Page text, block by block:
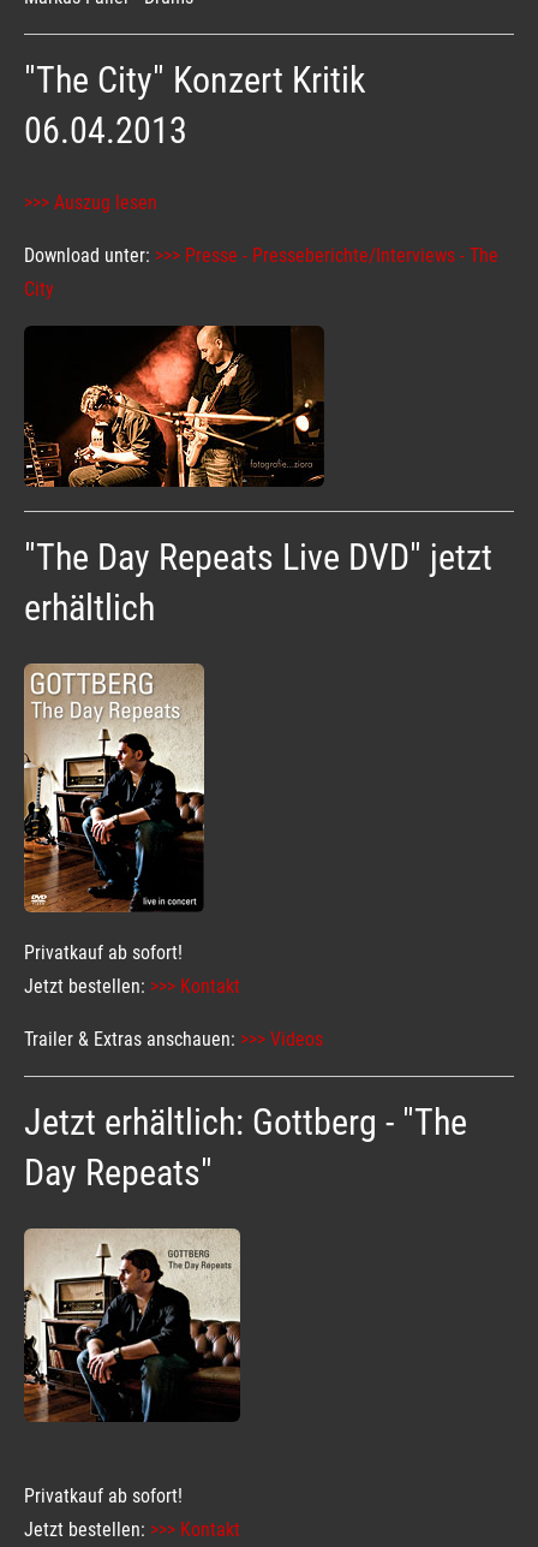
"The City" Konzert Kritik
06.04.2013
>>> Auszug lesen
Download unter: >>> Presse - Presseberichte/Interviews - The
City
"The Day Repeats Live DVD" jetzt
erhältlich
Privatkauf ab sofort!
Jetzt bestellen: >>> Kontakt
Trailer & Extras anschauen: >>> Videos
Jetzt erhältlich: Gottberg - "The
Day Repeats"
Privatkauf ab sofort!
Jetzt bestellen: >>> Kontakt